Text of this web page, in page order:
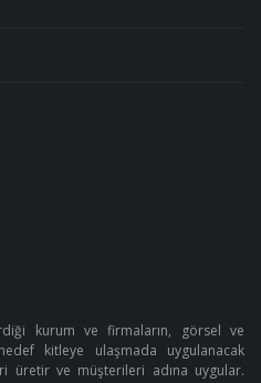
kurum ve firmaların, görsel ve
kitleye ulaşmada uygulanacak
üretir ve müşterileri adına uygular.